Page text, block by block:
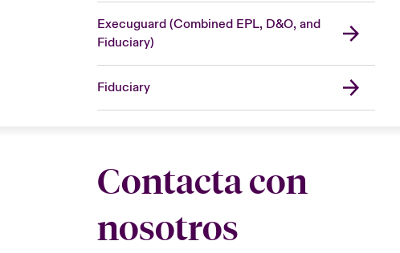
Execuguard (Combined EPL, D&O, and
Fiduciary)
Fiduciary
Contacta con
nosotros